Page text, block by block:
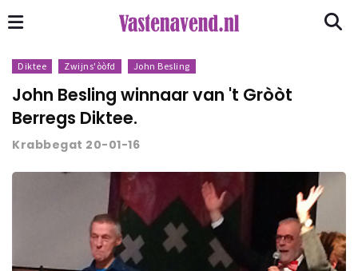
Diktee Zwijns'òòfd John Besling
John Besling winnaar van 't Gròòt
Berregs Diktee.
Krabbegat 20-01-16